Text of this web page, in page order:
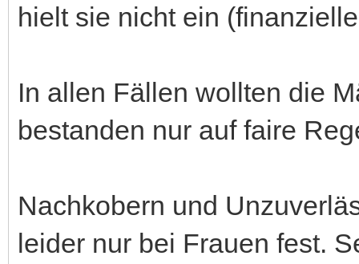
hielt sie nicht ein
In allen Fällen wollten die
bestanden nur auf faire
Nachkobern und
leider nur bei Frauen fest.